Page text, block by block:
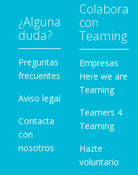
¿Alguna
duda?
Preguntas
frecuentes
Aviso legal
Contacta
con
nosotros
Colabora
con
Teaming
Empresas
Here we are
Teaming
Teamers 4
Teaming
Hazte
voluntario